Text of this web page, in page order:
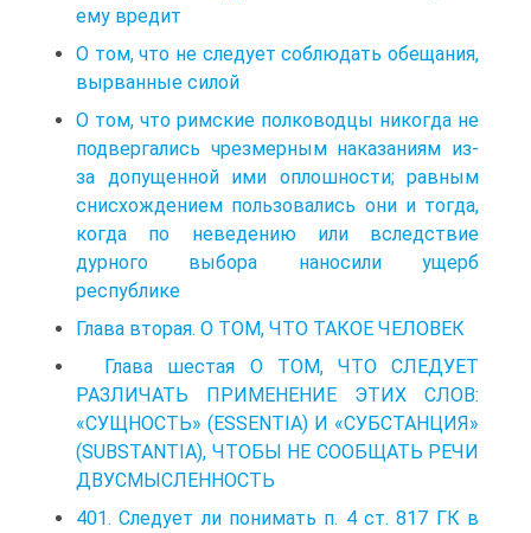
ему вредит
О том, что не следует соблюдать обещания,
вырванные силой
О том, что римские полководцы никогда не
подвергались чрезмерным наказаниям из-
за допущенной ими оплошности; равным
снисхождением пользовались они и тогда,
когда по неведению или вследствие
дурного выбора наносили ущерб
республике
Глава вторая. О ТОМ, ЧТО ТАКОЕ ЧЕЛОВЕК
Глава шестая О ТОМ, ЧТО СЛЕДУЕТ
РАЗЛИЧАТЬ ПРИМЕНЕНИЕ ЭТИХ СЛОВ:
«СУЩНОСТЬ» (ESSENTIA) И «СУБСТАНЦИЯ»
(SUBSTANTIA), ЧТОБЫ НЕ СООБЩАТЬ РЕЧИ
ДВУСМЫСЛЕННОСТЬ
401. Следует ли понимать п. 4 ст. 817 ГК в